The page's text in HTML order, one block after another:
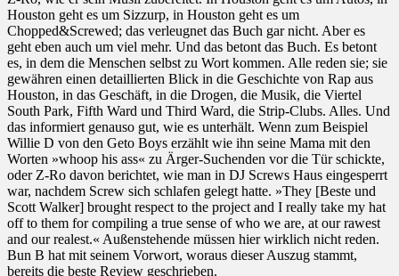
Houston geht es um Sizzurp, in Houston geht es um
Chopped&Screwed; das verleugnet das Buch gar nicht. Aber es
geht eben auch um viel mehr. Und das betont das Buch. Es betont
es, in dem die Menschen selbst zu Wort kommen. Alle reden sie; sie
gewähren einen detaillierten Blick in die Geschichte von Rap aus
Houston, in das Geschäft, in die Drogen, die Musik, die Viertel
South Park, Fifth Ward und Third Ward, die Strip-Clubs. Alles. Und
das informiert genauso gut, wie es unterhält. Wenn zum Beispiel
Willie D von den Geto Boys erzählt wie ihn seine Mama mit den
Worten »whoop his ass« zu Ärger-Suchenden vor die Tür schickte,
oder Z-Ro davon berichtet, wie man in DJ Screws Haus eingesperrt
war, nachdem Screw sich schlafen gelegt hatte. »They [Beste und
Scott Walker] brought respect to the project and I really take my hat
off to them for compiling a true sense of who we are, at our rawest
and our realest.« Außenstehende müssen hier wirklich nicht reden.
Bun B hat mit seinem Vorwort, woraus dieser Auszug stammt,
bereits die beste Review geschrieben.